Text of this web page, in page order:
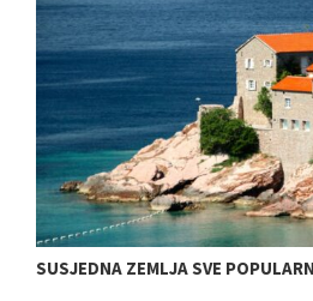
SUSJEDNA ZEMLJA SVE